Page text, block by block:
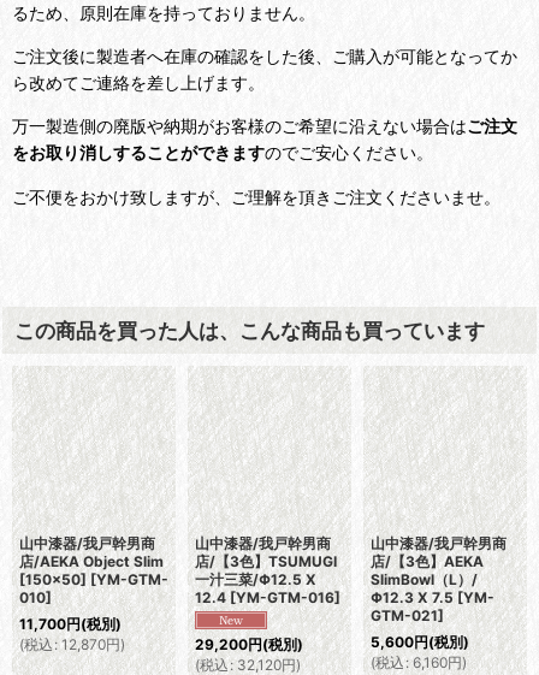
るため、原則在庫を持っておりません。
ご注文後に製造者へ在庫の確認をした後、ご購入が可能となってか
ら改めてご連絡を差し上げます。
万一製造側の廃版や納期がお客様のご希望に沿えない場合はご注文
をお取り消しすることができますのでご安心ください。
ご不便をおかけ致しますが、ご理解を頂きご注文くださいませ。
この商品を買った人は、こんな商品も買っています
山中漆器/我戸幹男商
店/AEKA Object Slim
[150×50] [YM-GTM-
010]
11,700円(税別)
(税込 : 12,870円)
山中漆器/我戸幹男商
店/【3色】TSUMUGI
一汁三菜/Φ12.5 X
12.4 [YM-GTM-016]
29,200円(税別)
(税込: 32,120円)
山中漆器/我戸幹男商
店/【3色】AEKA
SlimBowl（L）/
Φ12.3 X 7.5 [YM-
GTM-021]
5,600円(税別)
(税込: 6,160円)